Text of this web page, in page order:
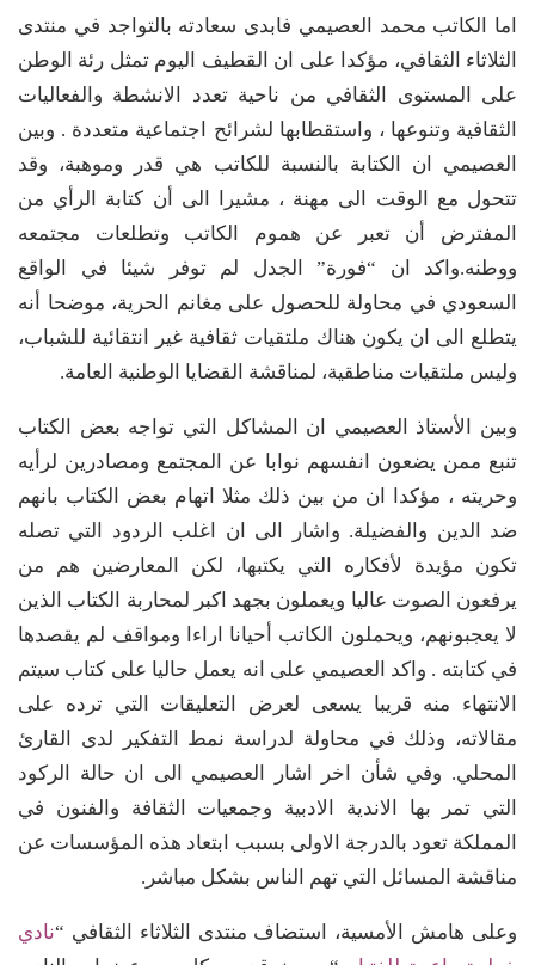
اما الكاتب محمد العصيمي فابدى سعادته بالتواجد في منتدى
الثلاثاء الثقافي، مؤكدا على ان القطيف اليوم تمثل رئة الوطن
على المستوى الثقافي من ناحية تعدد الانشطة والفعاليات
الثقافية وتنوعها ، واستقطابها لشرائح اجتماعية متعددة . وبين
العصيمي ان الكتابة بالنسبة للكاتب هي قدر وموهبة، وقد
تتحول مع الوقت الى مهنة ، مشيرا الى أن كتابة الرأي من
المفترض أن تعبر عن هموم الكاتب وتطلعات مجتمعه
ووطنه.واكد ان “فورة” الجدل لم توفر شيئا في الواقع
السعودي في محاولة للحصول على مغانم الحرية، موضحا أنه
يتطلع الى ان يكون هناك ملتقيات ثقافية غير انتقائية للشباب،
وليس ملتقيات مناطقية، لمناقشة القضايا الوطنية العامة.
وبين الأستاذ العصيمي ان المشاكل التي تواجه بعض الكتاب
تنبع ممن يضعون انفسهم نوابا عن المجتمع ومصادرين لرأيه
وحريته ، مؤكدا ان من بين ذلك مثلا اتهام بعض الكتاب بانهم
ضد الدين والفضيلة. واشار الى ان اغلب الردود التي تصله
تكون مؤيدة لأفكاره التي يكتبها، لكن المعارضين هم من
يرفعون الصوت عاليا ويعملون بجهد اكبر لمحاربة الكتاب الذين
لا يعجبونهم، ويحملون الكاتب أحيانا اراءا ومواقف لم يقصدها
في كتابته . واكد العصيمي على انه يعمل حاليا على كتاب سيتم
الانتهاء منه قريبا يسعى لعرض التعليقات التي ترده على
مقالاته، وذلك في محاولة لدراسة نمط التفكير لدى القارئ
المحلي. وفي شأن اخر اشار العصيمي الى ان حالة الركود
التي تمر بها الاندية الادبية وجمعيات الثقافة والفنون في
المملكة تعود بالدرجة الاولى بسبب ابتعاد هذه المؤسسات عن
مناقشة المسائل التي تهم الناس بشكل مباشر.
وعلى هامش الأمسية، استضاف منتدى الثلاثاء الثقافي “نادي